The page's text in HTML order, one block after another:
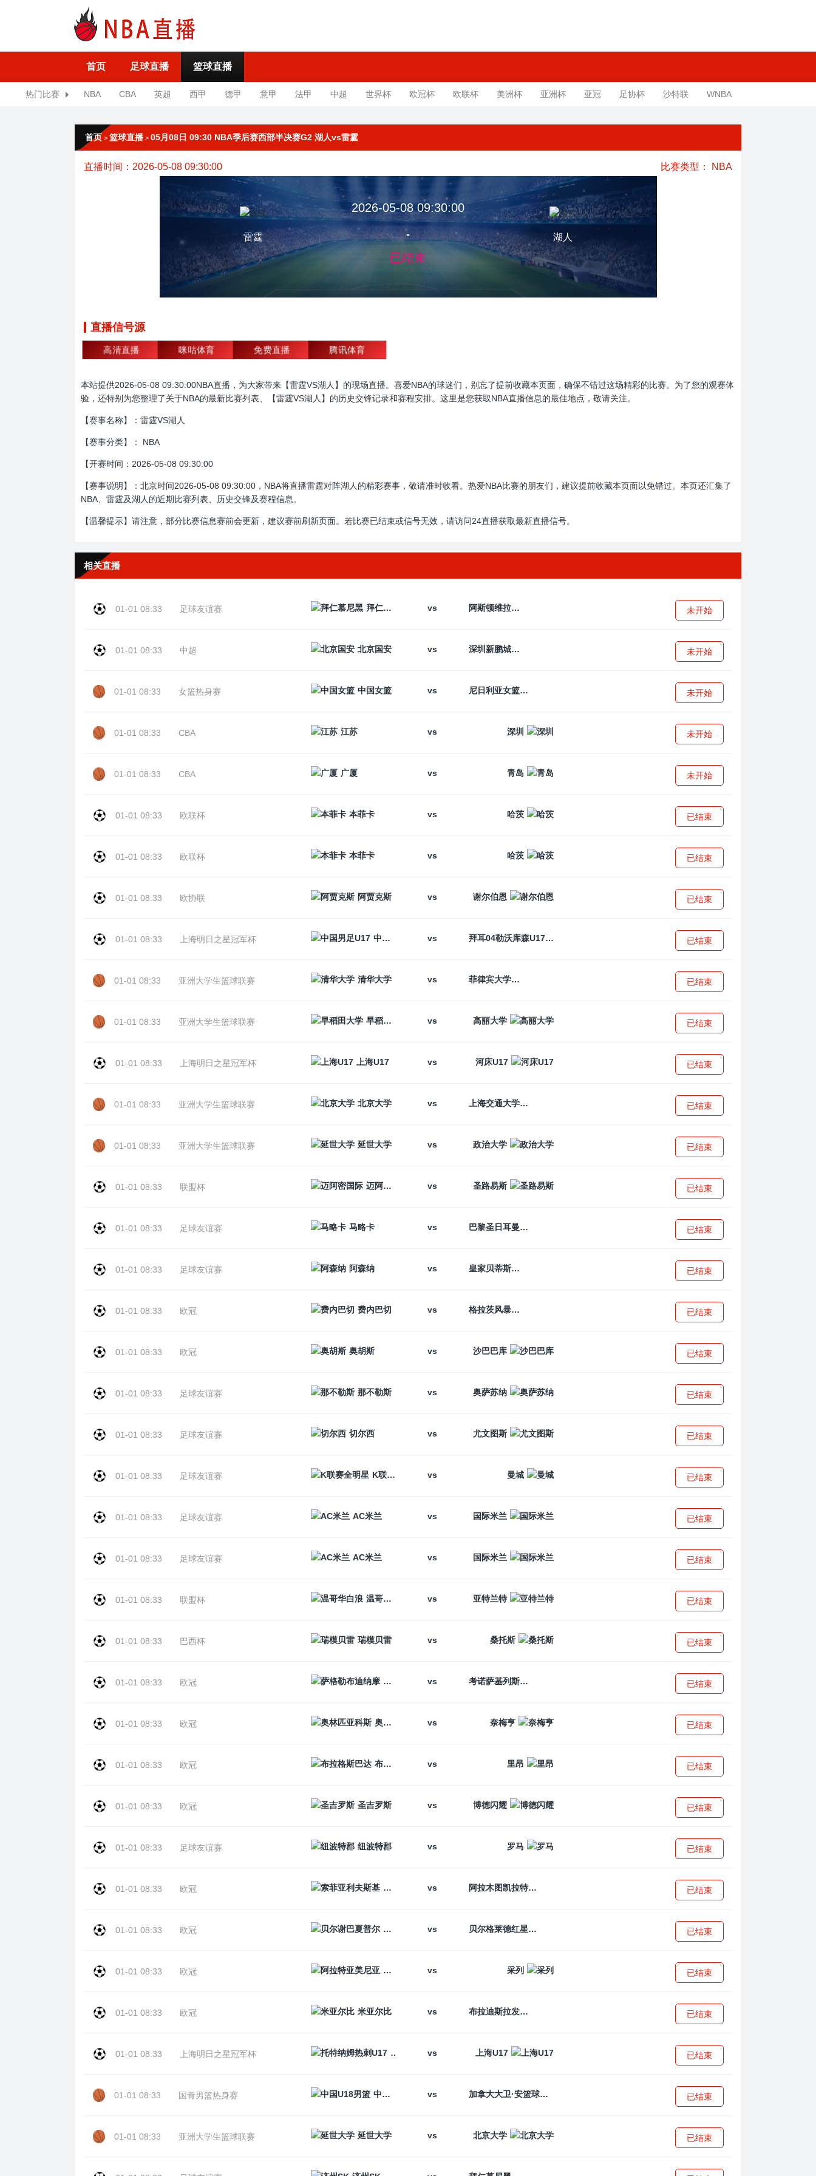
首页 足球直播 篮球直播
热门比赛 NBA CBA 英超 西甲 德甲 意甲 法甲 中超 世界杯 欧冠杯 欧联杯 美洲杯 亚洲杯 亚冠 足协杯 沙特联 WNBA
首页 > 篮球直播 > 05月08日 09:30 NBA季后赛西部半决赛G2 湖人vs雷霆
直播时间：2026-05-08 09:30:00 比赛类型： NBA
雷霆
2026-05-08 09:30:00
-
已结束
湖人
直播信号源
高清直播 咪咕体育 免费直播 腾讯体育
本站提供2026-05-08 09:30:00NBA直播，为大家带来【雷霆VS湖人】的现场直播。喜爱NBA的球迷们，别忘了提前收藏本页面，确保不错过这场精彩的比赛。为了您的观赛体
验，还特别为您整理了关于NBA的最新比赛列表、【雷霆VS湖人】的历史交锋记录和赛程安排。这里是您获取NBA直播信息的最佳地点，敬请关注。
【赛事名称】：雷霆VS湖人
【赛事分类】： NBA
【开赛时间：2026-05-08 09:30:00
【赛事说明】：北京时间2026-05-08 09:30:00，NBA将直播雷霆对阵湖人的精彩赛事，敬请准时收看。热爱NBA比赛的朋友们，建议提前收藏本页面以免错过。本页还汇集了
NBA、雷霆及湖人的近期比赛列表、历史交锋及赛程信息。
【温馨提示】请注意，部分比赛信息赛前会更新，建议赛前刷新页面。若比赛已结束或信号无效，请访问24直播获取最新直播信号。
相关直播
01-01 08:33 足球友谊赛 拜仁慕尼黑 vs 阿斯顿维拉 未开始
01-01 08:33 中超 北京国安 vs 深圳新鹏城 未开始
01-01 08:33 女篮热身赛 中国女篮 vs 尼日利亚女篮 未开始
01-01 08:33 CBA 江苏 vs 深圳 未开始
01-01 08:33 CBA 广厦 vs 青岛 未开始
01-01 08:33 欧联杯 本菲卡 vs 哈茨 已结束
01-01 08:33 欧联杯 本菲卡 vs 哈茨 已结束
01-01 08:33 欧协联 阿贾克斯 vs 谢尔伯恩 已结束
01-01 08:33 上海明日之星冠军杯 中国男足U17 vs 拜耳04勒沃库森U17 已结束
01-01 08:33 亚洲大学生篮球联赛 清华大学 vs 菲律宾大学 已结束
01-01 08:33 亚洲大学生篮球联赛 早稻田大学 vs 高丽大学 已结束
01-01 08:33 上海明日之星冠军杯 上海U17 vs 河床U17 已结束
01-01 08:33 亚洲大学生篮球联赛 北京大学 vs 上海交通大学 已结束
01-01 08:33 亚洲大学生篮球联赛 延世大学 vs 政治大学 已结束
01-01 08:33 联盟杯 迈阿密国际 vs 圣路易斯 已结束
01-01 08:33 足球友谊赛 马略卡 vs 巴黎圣日耳曼 已结束
01-01 08:33 足球友谊赛 阿森纳 vs 皇家贝蒂斯 已结束
01-01 08:33 欧冠 费内巴切 vs 格拉茨风暴 已结束
01-01 08:33 欧冠 奥胡斯 vs 沙巴巴库 已结束
01-01 08:33 足球友谊赛 那不勒斯 vs 奥萨苏纳 已结束
01-01 08:33 足球友谊赛 切尔西 vs 尤文图斯 已结束
01-01 08:33 足球友谊赛 K联赛全明星 vs 曼城 已结束
01-01 08:33 足球友谊赛 AC米兰 vs 国际米兰 已结束
01-01 08:33 足球友谊赛 AC米兰 vs 国际米兰 已结束
01-01 08:33 联盟杯 温哥华白浪 vs 亚特兰特 已结束
01-01 08:33 巴西杯 瑞模贝雷 vs 桑托斯 已结束
01-01 08:33 欧冠 萨格勒布迪纳摩
vs 考诺萨基列斯 已结束
01-01 08:33 欧冠 奥林匹亚科斯 vs 奈梅亨 已结束
01-01 08:33 欧冠 布拉格斯巴达 vs 里昂 已结束
01-01 08:33 欧冠 圣吉罗斯 vs 博德闪耀 已结束
01-01 08:33 足球友谊赛 纽波特郡 vs 罗马 已结束
01-01 08:33 欧冠 索菲亚利夫斯基
vs 阿拉木图凯拉特 已结束
01-01 08:33 欧冠 贝尔谢巴夏普尔
vs 贝尔格莱德红星 已结束
01-01 08:33 欧冠 阿拉特亚美尼亚
vs 采列 已结束
01-01 08:33 欧冠 米亚尔比 vs 布拉迪斯拉发 已结束
01-01 08:33 上海明日之星冠军杯 托特纳姆热刺U17
vs 上海U17 已结束
01-01 08:33 国青男篮热身赛 中国U18男篮 vs 加拿大大卫·安篮球学院 已结束
01-01 08:33 亚洲大学生篮球联赛 延世大学 vs 北京大学 已结束